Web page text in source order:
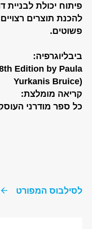
פיתוח יכולת
להכנת תוצרים
פשוטים.
ביבליוגרפיה:
Edition by Paula
Yurkanis Bruice)
קריאה מומלצת:
כל ספר מודרני
לסילבוס המפורט